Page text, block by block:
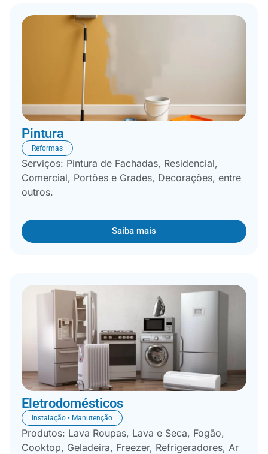
Pintura
Reformas
Serviços: Pintura de Fachadas, Residencial,
Comercial, Portões e Grades, Decorações, entre
outros.
Saiba mais
Eletrodomésticos
Instalação • Manutenção
Produtos: Lava Roupas, Lava e Seca, Fogão,
Cooktop, Geladeira, Freezer, Refrigeradores, Ar